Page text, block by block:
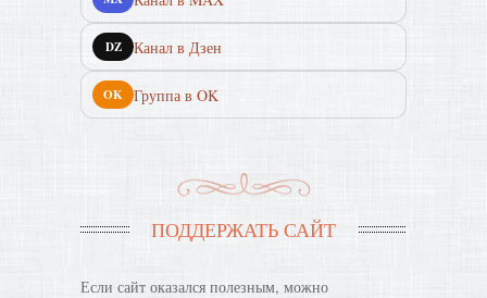
DZ Канал в Дзен
OK Группа в OK
ПОДДЕРЖАТЬ САЙТ
Если сайт оказался полезным, можно